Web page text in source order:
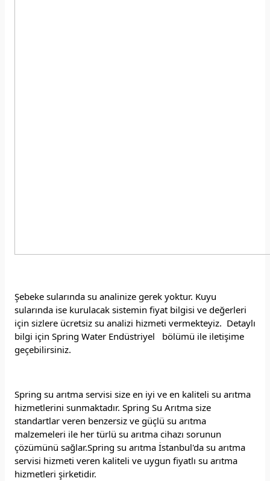
Şebeke sularında su analinize gerek yoktur. Kuyu
sularında ise kurulacak sistemin fiyat bilgisi ve değerleri
için sizlere ücretsiz su analizi hizmeti vermekteyiz. Detaylı
bilgi için Spring Water Endüstriyel bölümü ile iletişime
geçebilirsiniz.
Spring su arıtma servisi size en iyi ve en kaliteli su arıtma
hizmetlerini sunmaktadır. Spring Su Arıtma size
standartlar veren benzersiz ve güçlü su arıtma
malzemeleri ile her türlü su arıtma cihazı sorunun
çözümünü sağlar.Spring su arıtma İstanbul'da su arıtma
servisi hizmeti veren kaliteli ve uygun fiyatlı su arıtma
hizmetleri şirketidir.